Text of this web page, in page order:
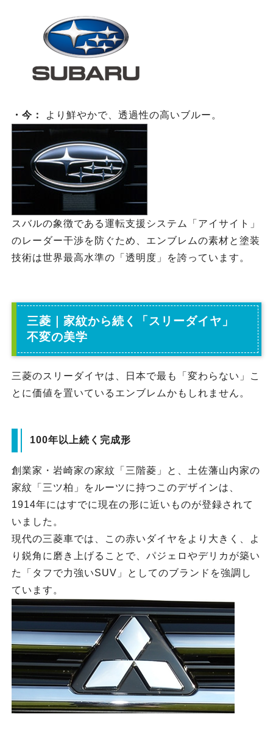
・今： より鮮やかで、透過性の高いブルー。
スバルの象徴である運転支援システム「アイサイト」
のレーダー干渉を防ぐため、エンブレムの素材と塗装
技術は世界最高水準の「透明度」を誇っています。
三菱｜家紋から続く「スリーダイヤ」
不変の美学
三菱のスリーダイヤは、日本で最も「変わらない」こ
とに価値を置いているエンブレムかもしれません。
100年以上続く完成形
創業家・岩崎家の家紋「三階菱」と、土佐藩山内家の
家紋「三ツ柏」をルーツに持つこのデザインは、
1914年にはすでに現在の形に近いものが登録されて
いました。
現代の三菱車では、この赤いダイヤをより大きく、よ
り鋭角に磨き上げることで、パジェロやデリカが築い
た「タフで力強いSUV」としてのブランドを強調し
ています。